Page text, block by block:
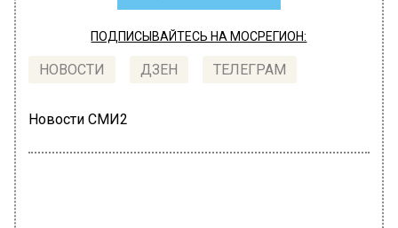
ПОДПИСЫВАЙТЕСЬ НА МОСРЕГИОН:
НОВОСТИ ДЗЕН ТЕЛЕГРАМ
Новости СМИ2